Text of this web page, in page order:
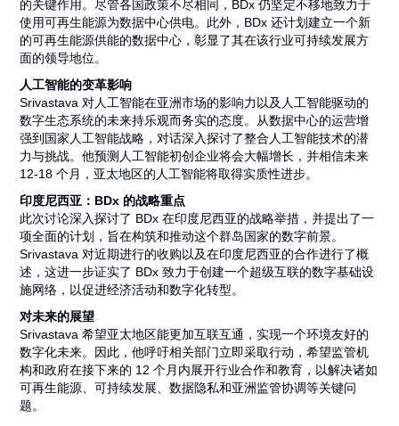
的关键作用。尽管各国政策不尽相同，BDx 仍坚定不移地致力于
使用可再生能源为数据中心供电。此外，BDx 还计划建立一个新
的可再生能源供能的数据中心，彰显了其在该行业可持续发展方
面的领导地位。
人工智能的变革影响
Srivastava 对人工智能在亚洲市场的影响力以及人工智能驱动的
数字生态系统的未来持乐观而务实的态度。从数据中心的运营增
强到国家人工智能战略，对话深入探讨了整合人工智能技术的潜
力与挑战。他预测人工智能初创企业将会大幅增长，并相信未来
12-18 个月，亚太地区的人工智能将取得实质性进步。
印度尼西亚： BDx 的战略重点
此次讨论深入探讨了 BDx 在印度尼西亚的战略举措，并提出了一
项全面的计划，旨在构筑和推动这个群岛国家的数字前景。
Srivastava 对近期进行的收购以及在印度尼西亚的合作进行了概
述，这进一步证实了 BDx 致力于创建一个超级互联的数字基础设
施网络，以促进经济活动和数字化转型。
对未来的展望
Srivastava 希望亚太地区能更加互联互通，实现一个环境友好的
数字化未来。因此，他呼吁相关部门立即采取行动，希望监管机
构和政府在接下来的 12 个月内展开行业合作和教育，以解决诸如
可再生能源、可持续发展、数据隐私和亚洲监管协调等关键问
题。